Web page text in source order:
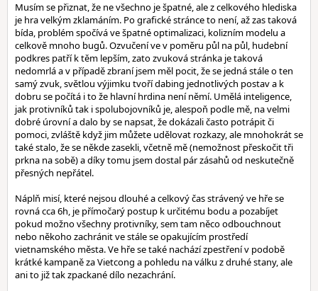
Musím se přiznat, že ne všechno je špatné, ale z celkového hlediska
je hra velkým zklamáním. Po grafické stránce to není, až zas taková
bída, problém spočívá ve špatné optimalizaci, kolizním modelu a
celkově mnoho bugů. Ozvučení ve v poměru půl na půl, hudební
podkres patří k těm lepším, zato zvuková stránka je taková
nedomrlá a v případě zbraní jsem měl pocit, že se jedná stále o ten
samý zvuk, světlou výjimku tvoří dabing jednotlivých postav a k
dobru se počítá i to že hlavní hrdina není němí. Umělá inteligence,
jak protivníků tak i spolubojovníků je, alespoň podle mě, na velmi
dobré úrovní a dalo by se napsat, že dokázali často potrápit či
pomoci, zvláště když jim můžete udělovat rozkazy, ale mnohokrát se
také stalo, že se někde zasekli, včetně mě (nemožnost přeskočit tři
prkna na sobě) a díky tomu jsem dostal pár zásahů od neskutečně
přesných nepřátel.
Náplň misí, které nejsou dlouhé a celkový čas strávený ve hře se
rovná cca 6h, je přímočarý postup k určitému bodu a pozabíjet
pokud možno všechny protivníky, sem tam něco odbouchnout
nebo někoho zachránit ve stále se opakujícím prostředí
vietnamského města. Ve hře se také nachází zpestření v podobě
krátké kampaně za Vietcong a pohledu na válku z druhé stany, ale
ani to již tak zpackané dílo nezachrání.